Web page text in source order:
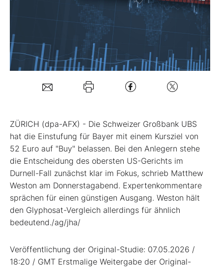
Mein Konto
Folgen Sie uns
Kontakt
ZÜRICH (dpa-AFX) - Die Schweizer Großbank UBS
hat die Einstufung für Bayer mit einem Kursziel von
52 Euro auf "Buy" belassen. Bei den Anlegern stehe
die Entscheidung des obersten US-Gerichts im
Durnell-Fall zunächst klar im Fokus, schrieb Matthew
Weston am Donnerstagabend. Expertenkommentare
sprächen für einen günstigen Ausgang. Weston hält
den Glyphosat-Vergleich allerdings für ähnlich
bedeutend./ag/jha/
Veröffentlichung der Original-Studie: 07.05.2026 /
18:20 / GMT Erstmalige Weitergabe der Original-